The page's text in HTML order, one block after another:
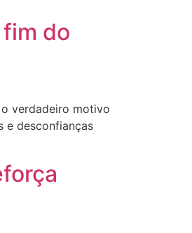
do
verdadeiro motivo
e desconfianças